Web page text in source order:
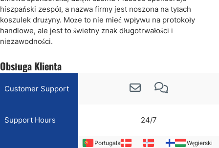
hiszpański zespół, a nazwa firmy jest noszona na tyłach
koszulek drużyny. Może to nie mieć wpływu na protokoły
handlowe, ale jest to świetny znak długotrwałości i
niezawodności.
Obsługa Klienta
Customer Support
Support Hours 24/7
Portugalski
Węgierski